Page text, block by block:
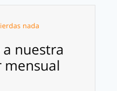
nada
nuestra